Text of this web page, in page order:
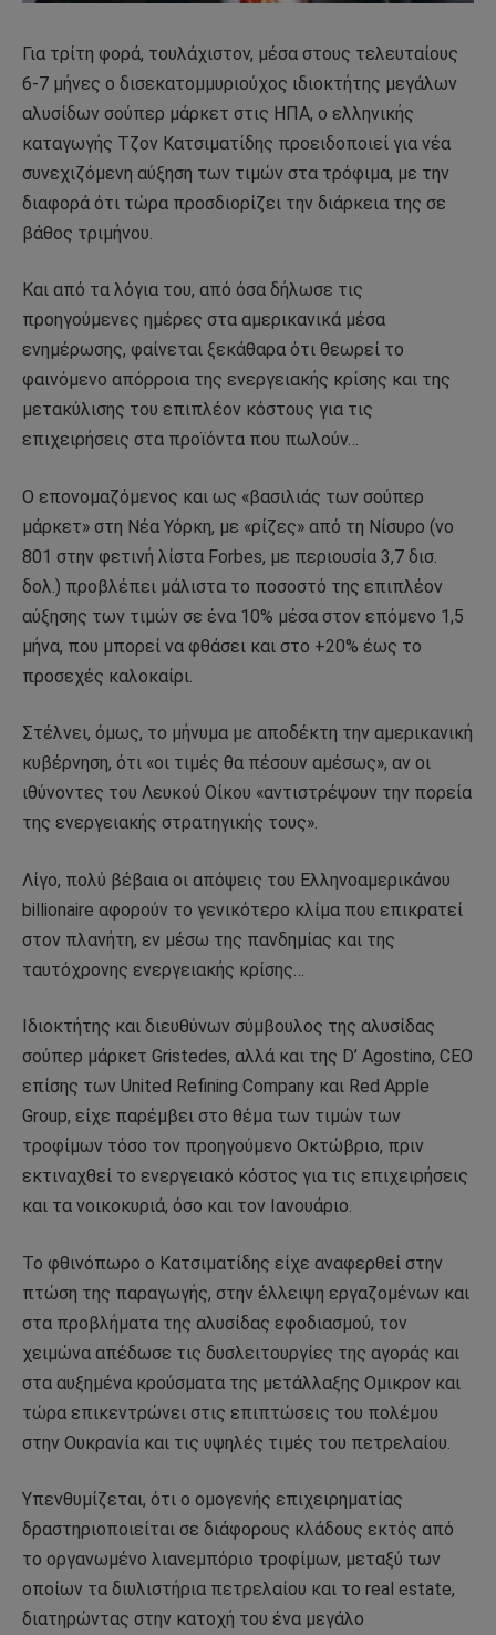
Για τρίτη φορά, τουλάχιστον, μέσα στους τελευταίους
6-7 μήνες ο δισεκατομμυριούχος ιδιοκτήτης μεγάλων
αλυσίδων σούπερ μάρκετ στις ΗΠΑ, o ελληνικής
καταγωγής Τζον Κατσιματίδης προειδοποιεί για νέα
συνεχιζόμενη αύξηση των τιμών στα τρόφιμα, με την
διαφορά ότι τώρα προσδιορίζει την διάρκεια της σε
βάθος τριμήνου.
Και από τα λόγια του, από όσα δήλωσε τις
προηγούμενες ημέρες στα αμερικανικά μέσα
ενημέρωσης, φαίνεται ξεκάθαρα ότι θεωρεί το
φαινόμενο απόρροια της ενεργειακής κρίσης και της
μετακύλισης του επιπλέον κόστους για τις
επιχειρήσεις στα προϊόντα που πωλούν…
Ο επονομαζόμενος και ως «βασιλιάς των σούπερ
μάρκετ» στη Νέα Υόρκη, με «ρίζες» από τη Νίσυρο (νο
801 στην φετινή λίστα Forbes, με περιουσία 3,7 δισ.
δολ.) προβλέπει μάλιστα το ποσοστό της επιπλέον
αύξησης των τιμών σε ένα 10% μέσα στον επόμενο 1,5
μήνα, που μπορεί να φθάσει και στο +20% έως το
προσεχές καλοκαίρι.
Στέλνει, όμως, το μήνυμα με αποδέκτη την αμερικανική
κυβέρνηση, ότι «οι τιμές θα πέσουν αμέσως», αν οι
ιθύνοντες του Λευκού Οίκου «αντιστρέψουν την πορεία
της ενεργειακής στρατηγικής τους».
Λίγο, πολύ βέβαια οι απόψεις του Ελληνοαμερικάνου
billionaire αφορούν το γενικότερο κλίμα που επικρατεί
στον πλανήτη, εν μέσω της πανδημίας και της
ταυτόχρονης ενεργειακής κρίσης…
Ιδιοκτήτης και διευθύνων σύμβουλος της αλυσίδας
σούπερ μάρκετ Gristedes, αλλά και της D’ Agostino, CEO
επίσης των United Refining Company και Red Apple
Group, είχε παρέμβει στο θέμα των τιμών των
τροφίμων τόσο τον προηγούμενο Οκτώβριο, πριν
εκτιναχθεί το ενεργειακό κόστος για τις επιχειρήσεις
και τα νοικοκυριά, όσο και τον Ιανουάριο.
Το φθινόπωρο ο Κατσιματίδης είχε αναφερθεί στην
πτώση της παραγωγής, στην έλλειψη εργαζομένων και
στα προβλήματα της αλυσίδας εφοδιασμού, τον
χειμώνα απέδωσε τις δυσλειτουργίες της αγοράς και
στα αυξημένα κρούσματα της μετάλλαξης Ομικρον και
τώρα επικεντρώνει στις επιπτώσεις του πολέμου
στην Ουκρανία και τις υψηλές τιμές του πετρελαίου.
Υπενθυμίζεται, ότι ο ομογενής επιχειρηματίας
δραστηριοποιείται σε διάφορους κλάδους εκτός από
το οργανωμένο λιανεμπόριο τροφίμων, μεταξύ των
οποίων τα διυλιστήρια πετρελαίου και το real estate,
διατηρώντας στην κατοχή του ένα μεγάλο